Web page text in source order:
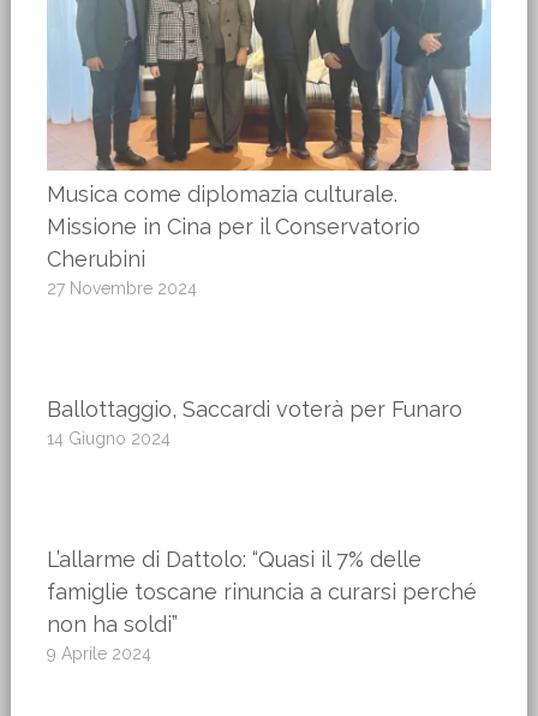
Musica come diplomazia culturale.
Missione in Cina per il Conservatorio
Cherubini
27 Novembre 2024
Ballottaggio, Saccardi voterà per Funaro
14 Giugno 2024
L’allarme di Dattolo: “Quasi il 7% delle
famiglie toscane rinuncia a curarsi perché
non ha soldi”
9 Aprile 2024